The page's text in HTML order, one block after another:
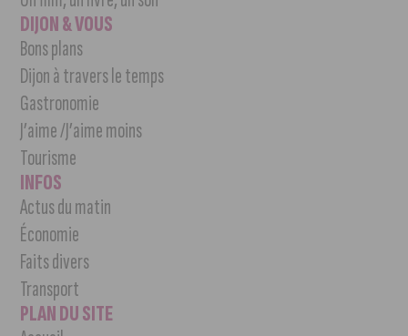
DIJON & VOUS
Bons plans
Dijon à travers le temps
Gastronomie
J’aime /J’aime moins
Tourisme
INFOS
Actus du matin
Économie
Faits divers
Transport
PLAN DU SITE